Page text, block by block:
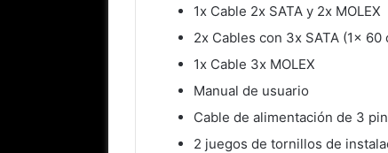
1x Cable 2x SATA y 2x MOLEX
2x Cables con 3x SATA (1x 60
1x Cable 3x MOLEX
Manual de usuario
Cable de alimentación de 3
2 juegos de tornillos de